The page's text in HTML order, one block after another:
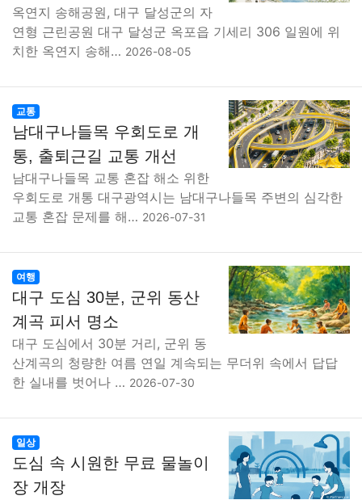
옥연지 송해공원, 대구 달성군의 자
연형 근린공원 대구 달성군 옥포읍 기세리 306 일원에 위
치한 옥연지 송해… 2026-08-05
교통
남대구나들목 우회도로 개
통, 출퇴근길 교통 개선
남대구나들목 교통 혼잡 해소 위한
우회도로 개통 대구광역시는 남대구나들목 주변의 심각한
교통 혼잡 문제를 해… 2026-07-31
여행
대구 도심 30분, 군위 동산
계곡 피서 명소
대구 도심에서 30분 거리, 군위 동
산계곡의 청량한 여름 연일 계속되는 무더위 속에서 답답
한 실내를 벗어나 … 2026-07-30
일상
도심 속 시원한 무료 물놀이
장 개장